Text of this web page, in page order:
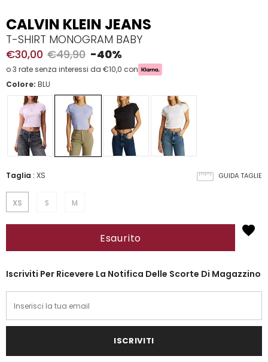
CALVIN KLEIN JEANS
T-SHIRT MONOGRAM BABY
€30,00 €49,90 -40%
o 3 rate senza interessi da €10,0 con
Colore: BLU
GUIDA TAGLIE
Taglia : XS
XS S M
Iscriviti Per Ricevere La Notifica Delle Scorte Di Magazzino